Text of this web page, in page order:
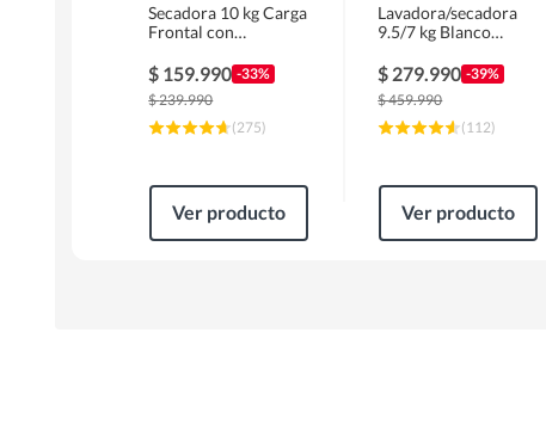
Secadora 10 kg Carga
Frontal con
MD100A100/W2
$ 159.990 -33%
$239.990
(275)
Ver producto
Lavadora/secadora
9.5/7 kg Blanco
$ 279.990 -39%
$459.990
(112)
Ver producto